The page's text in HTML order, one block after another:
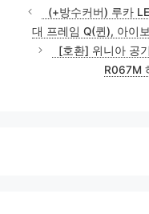
(+방수커버) 루카
대 프레임 Q(퀸), 아이
[호환] 위니아 공
R067M